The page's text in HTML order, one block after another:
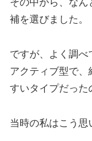
その中から、なん
補を選びました。
ですが、よく調べ
アクティブ型で
すいタイプだった
当時の私はこう思